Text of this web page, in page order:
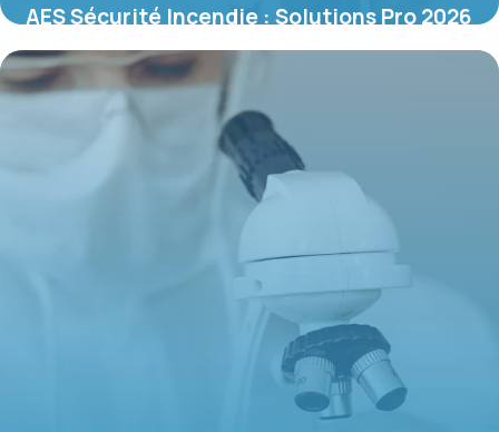
AES Sécurité Incendie : Solutions Pro 2026
4 juin 2026